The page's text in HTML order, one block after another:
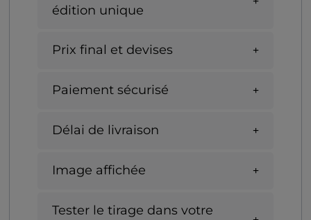
édition unique
Prix final et devises
Paiement sécurisé
Délai de livraison
Image affichée
Tester le tirage dans votre